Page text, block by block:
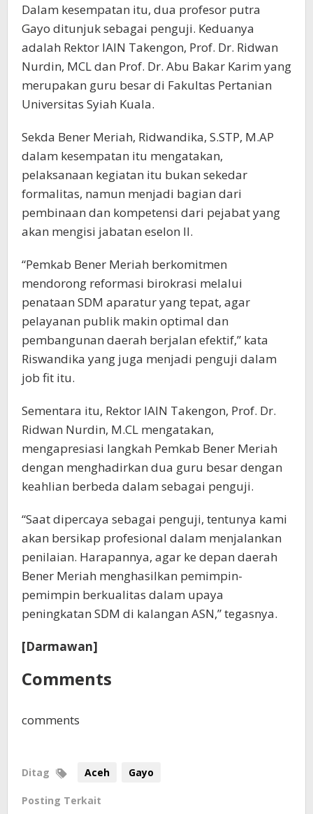
Dalam kesempatan itu, dua profesor putra
Gayo ditunjuk sebagai penguji. Keduanya
adalah Rektor IAIN Takengon, Prof. Dr. Ridwan
Nurdin, MCL dan Prof. Dr. Abu Bakar Karim yang
merupakan guru besar di Fakultas Pertanian
Universitas Syiah Kuala.
Sekda Bener Meriah, Ridwandika, S.STP, M.AP
dalam kesempatan itu mengatakan,
pelaksanaan kegiatan itu bukan sekedar
formalitas, namun menjadi bagian dari
pembinaan dan kompetensi dari pejabat yang
akan mengisi jabatan eselon II.
“Pemkab Bener Meriah berkomitmen
mendorong reformasi birokrasi melalui
penataan SDM aparatur yang tepat, agar
pelayanan publik makin optimal dan
pembangunan daerah berjalan efektif,” kata
Riswandika yang juga menjadi penguji dalam
job fit itu.
Sementara itu, Rektor IAIN Takengon, Prof. Dr.
Ridwan Nurdin, M.CL mengatakan,
mengapresiasi langkah Pemkab Bener Meriah
dengan menghadirkan dua guru besar dengan
keahlian berbeda dalam sebagai penguji.
“Saat dipercaya sebagai penguji, tentunya kami
akan bersikap profesional dalam menjalankan
penilaian. Harapannya, agar ke depan daerah
Bener Meriah menghasilkan pemimpin-
pemimpin berkualitas dalam upaya
peningkatan SDM di kalangan ASN,” tegasnya.
[Darmawan]
Comments
comments
Ditag Aceh Gayo
Posting Terkait